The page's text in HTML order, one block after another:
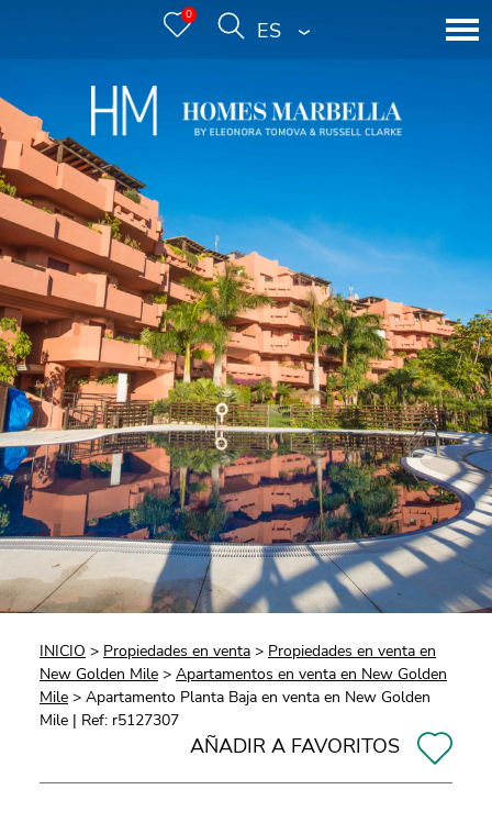
0
ESPAÑOL
INICIO > Propiedades en venta > Propiedades en venta en
New Golden Mile > Apartamentos en venta en New Golden
Mile > Apartamento Planta Baja en venta en New Golden
Mile | Ref: r5127307
AÑADIR A FAVORITOS